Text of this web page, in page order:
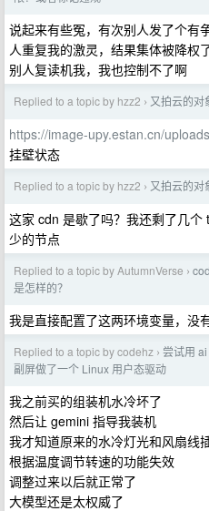
说起来有些冤，有次别人发了个有
人重复我的激灵，结果集体被降权
别人复读机我，我也控制不了啊
Replied to a topic by hzz2 › 又拍云的对
https://image-upy.estan.cn/
挂壁状态
Replied to a topic by hzz2 › 又拍云的对
这家 cdn 是歇了吗？我还剩了几
少的节点
Replied to a topic by AutumnVerse ›
是怎样的？
我是直接配置了这两环境变量，没
Replied to a topic by codehz › 尝试用
副屏做了一个 Linux 用户态驱动
我之前买的组装机水冷坏了
然后让 gemini 指导我装机
我才知道原来的水冷灯光和风扇线
根据温度调节转速的功能失效
调整过来以后就正常了
大模型还是太权威了